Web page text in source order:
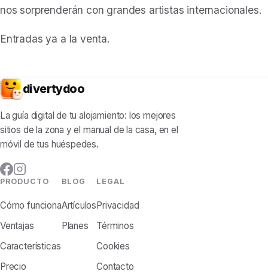
nos sorprenderán con grandes artistas internacionales.
Entradas ya a la venta.
divertydoo
La guía digital de tu alojamiento: los mejores
sitios de la zona y el manual de la casa, en el
móvil de tus huéspedes.
PRODUCTO
Cómo funciona
Ventajas
Características
Precio
BLOG
Artículos
Planes
LEGAL
Privacidad
Términos
Cookies
Contacto